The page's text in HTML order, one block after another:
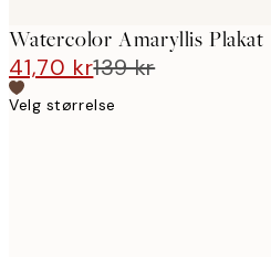
Watercolor Amaryllis Plakat
41,70 kr139 kr
Velg størrelse